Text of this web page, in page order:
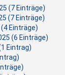
(7 Einträge)
(7 Einträge)
Einträge)
(6 Einträge)
Eintrag)